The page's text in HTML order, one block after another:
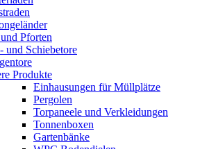
Pforten
und Schiebetore
Produkte
Einhausungen für Müllplätze
Pergolen
Torpaneele und Verkleidungen
Tonnenboxen
Gartenbänke